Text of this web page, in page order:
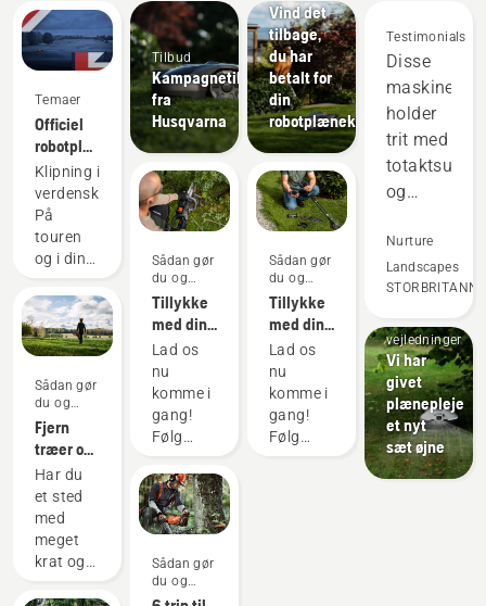
Temaer
Officiel
robotplæneklipperpartner
for DP
World
Tour
Klipning i
verdensklasse.
På
touren
og i din
Sådan gør
du og
vejledninger
Fjern
træer og
krat -
sådan
gør du
Har du
et sted
med
meget
krat og
Tilbud
Kampagnetilbud
fra
Husqvarna
Sådan gør
du og
vejledninger
Tillykke
med din
nye
Husqvarna
Aspire™-
kædesav!
Lad os
nu
komme i
gang!
Følg
vejledning
for at få
en hurtig
opsætning.
Sådan gør
du og
vejledninger
Vind det
tilbage,
du har
betalt for
din
robotplæneklipper
Sådan gør
du og
vejledninger
Tillykke
med din
nye
Husqvarna
Aspire™-
multiklipper!
Lad os
nu
komme i
gang!
Følg
Testimonials
Disse
maskiner
holder
trit med
og
bedre
på
mange
områder.
Sparer
os
penge
og tid
og
hjælper
Nurture
Landscapes
Sådan gør
vejledninger
Vi har
givet
plænepleje
et nyt
sæt øjne